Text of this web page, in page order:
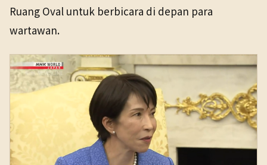
Ruang Oval untuk berbicara di depan para
wartawan.